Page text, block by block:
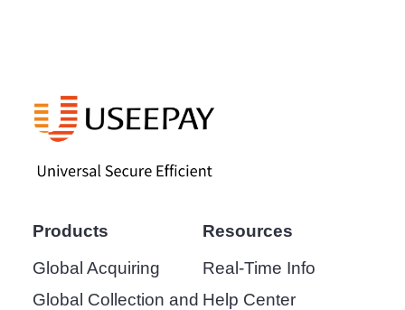
Products
Global Acquiring
Global Collection and
Resources
Real-Time Info
Help Center